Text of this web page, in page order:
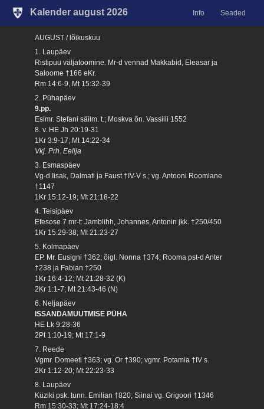
Kalender august 2026 Info Seaded
AUGUST / lõikuskuu
1. Laupäev
Ristipuu väljatoomine. Mr-d vennad Makkabid, Eleasar ja
Saloome †166 eKr.
Rm 14:6-9, Mt 15:32-39
2. Pühapäev
9.pp.
Esimr. Stefani säilm. t.; Moskva õn. Vassiili 1552
8. v. HE Jh 20:19-31
1Kr 3:9-17; Mt 14:22-34
Vkj. Prh. Eelija
3. Esmaspäev
Vg-d Iisak, Dalmati ja Faust †IV-V s.; vg. Antooni Roomlane
†1147
1Kr 15:12-19; Mt 21:18-22
4. Teisipäev
Efesose 7 mr-t: Jamblihh, Johannes, Antonin jkk. †250/450
1Kr 15:29-38; Mt 21:23-27
5. Kolmapäev
EP. Mr. Eusigni †362; õigl. Nonna †374; Rooma pst-d Anter
†238 ja Fabian †250
1Kr 16:4-12; Mt 21:28-32 (K)
2Kr 1:1-7; Mt 21:43-46 (N)
6. Neljapäev
ISSANDAMUUTMISE PÜHA
HE Lk 9:28-36
2Pt 1:10-19; Mt 17:1-9
7. Reede
Vgmr. Domeeti †363; vg. Or †390; vgmr. Potamia †IV s.
2Kr 1:12-20; Mt 22:23-33
8. Laupäev
Küziki psk. tunn. Emilian †820; Siinai vg. Grigoori †1346
Rm 15:30-33; Mt 17:24-18:4